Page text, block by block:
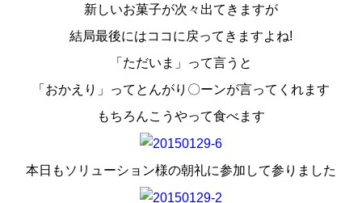
新しいお菓子が次々出てきますが
結局最後にはココに戻ってきますよね!
「ただいま」って言うと
「おかえり」ってとんがり〇ーンが言ってくれます
もちろんこうやって食べます
本日もソリューション様の朝礼に参加して参りました